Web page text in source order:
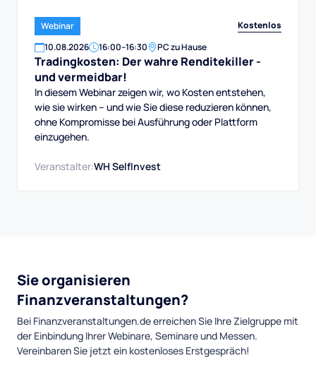
Webinar
Kostenlos
10.08.2026 16:00–16:30 PC zu Hause
Tradingkosten: Der wahre Renditekiller -
und vermeidbar!
In diesem Webinar zeigen wir, wo Kosten entstehen,
wie sie wirken – und wie Sie diese reduzieren können,
ohne Kompromisse bei Ausführung oder Plattform
einzugehen.
Veranstalter:WH SelfInvest
Sie organisieren
Finanzveranstaltungen?
Bei Finanzveranstaltungen.de erreichen Sie Ihre Zielgruppe mit
der Einbindung Ihrer Webinare, Seminare und Messen.
Vereinbaren Sie jetzt ein kostenloses Erstgespräch!